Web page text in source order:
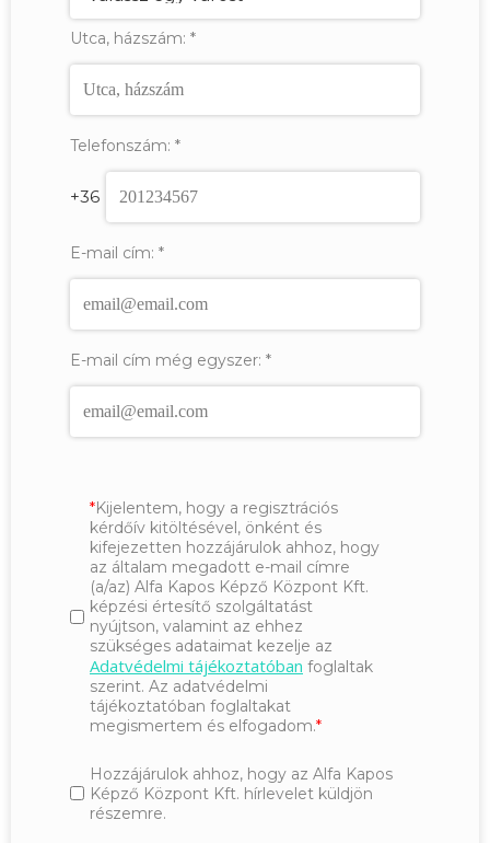
Utca, házszám: *
Telefonszám: *
+36
E-mail cím: *
E-mail cím még egyszer: *
Kijelentem, hogy a regisztrációs
kérdőív kitöltésével, önként és
kifejezetten hozzájárulok ahhoz, hogy
az általam megadott e-mail címre
(a/az) Alfa Kapos Képző Központ Kft.
képzési értesítő szolgáltatást
nyújtson, valamint az ehhez
szükséges adataimat kezelje az
Adatvédelmi tájékoztatóban foglaltak
szerint. Az adatvédelmi
tájékoztatóban foglaltakat
megismertem és elfogadom.
Hozzájárulok ahhoz, hogy az Alfa Kapos
Képző Központ Kft. hírlevelet küldjön
részemre.